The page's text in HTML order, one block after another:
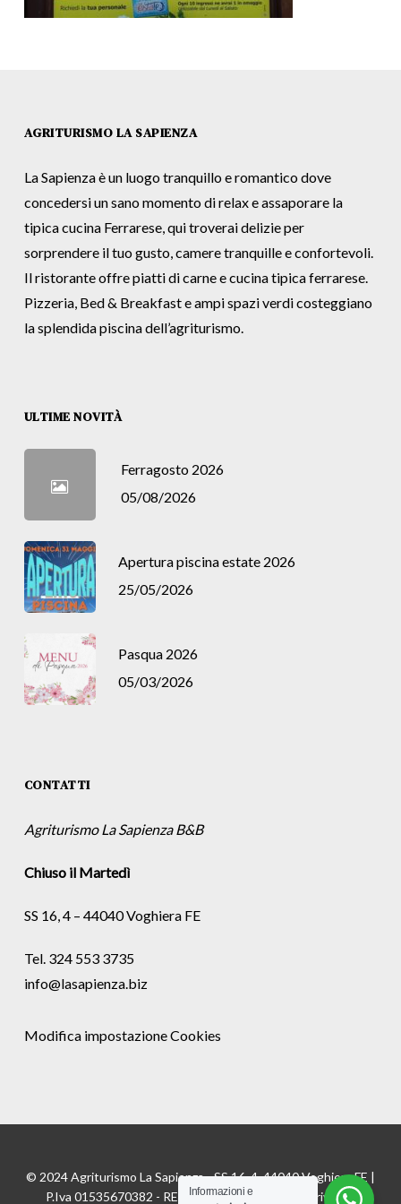
AGRITURISMO LA SAPIENZA
La Sapienza è un luogo tranquillo e romantico dove
concedersi un sano momento di relax e assaporare la
tipica cucina Ferrarese, qui troverai delizie per
sorprendere il tuo gusto, camere tranquille e confortevoli.
Il ristorante offre piatti di carne e cucina tipica ferrarese.
Pizzeria, Bed & Breakfast e ampi spazi verdi costeggiano
la splendida piscina dell’agriturismo.
ULTIME NOVITÀ
Ferragosto 2026
05/08/2026
Apertura piscina estate 2026
25/05/2026
Pasqua 2026
05/03/2026
CONTATTI
Agriturismo La Sapienza B&B
Chiuso il Martedì
SS 16, 4 – 44040 Voghiera FE
Tel. 324 553 3735
info@lasapienza.biz
Modifica impostazione Cookies
© 2024 Agriturismo La Sapienza - SS 16, 4, 44040 Voghiera FE |
P.Iva 01535670382 - REA FE175811 |
Privacy|
Informazioni e